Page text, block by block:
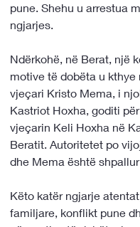
pune. Shehu u arrestua
ngjarjes.
Ndërkohë, në Berat, një
motive të dobëta u kthye
vjeçari Kristo Mema, i
Kastriot Hoxha, goditi
vjeçarin Keli Hoxha në
Beratit. Autoritetet po
dhe Mema është
Këto katër ngjarje
familjare, konflikt pune